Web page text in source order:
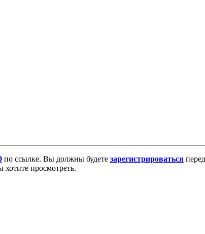
по ссылке. Вы должны будете зарегистрироваться
просмотреть.